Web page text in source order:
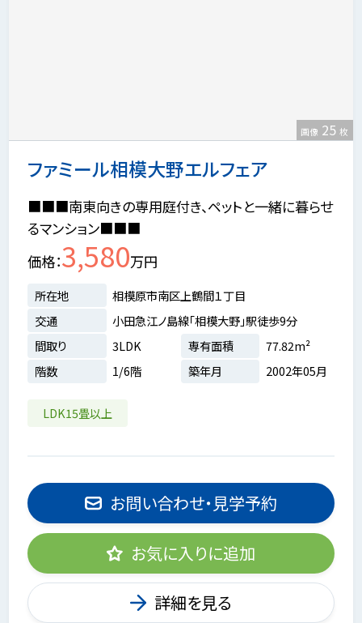
ファミール相模大野エルフェア
画像 25 枚
■■■南東向きの専用庭付き、ペットと一緒に暮らせ
るマンション■■■
価格 3,580万円
所在地
相模原市南区上鶴間１丁目
交通
小田急江ノ島線「相模大野」駅徒歩9分
間取り
3LDK 専有面積
77.82m²
階数
1/6階 築年月 2002年05月
LDK15畳以上
お問い合わせ・見学予約
お気に入りに追加
詳細を見る